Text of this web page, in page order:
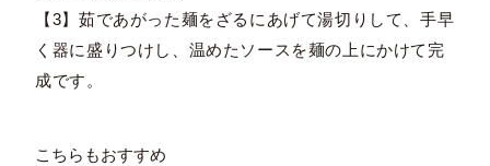
【3】茹であがった麺をざるにあげて湯切りして、手早
く器に盛りつけし、温めたソースを麺の上にかけて完
成です。
こちらもおすすめ